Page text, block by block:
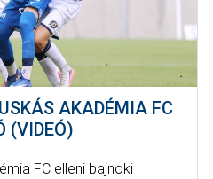
AKADÉMIA FC
(VIDEÓ)
FC elleni bajnoki